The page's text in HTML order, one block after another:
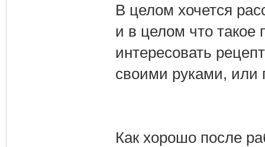
В целом хочется
и в целом что такое
интересовать
своими руками, или
Как хорошо после